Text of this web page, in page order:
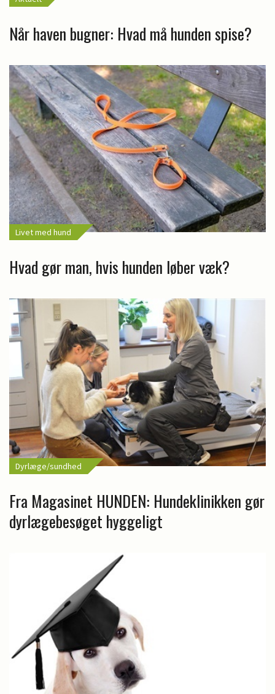
Når haven bugner: Hvad må hunden spise?
Livet med hund
Hvad gør man, hvis hunden løber væk?
Dyrlæge/sundhed
Fra Magasinet HUNDEN: Hundeklinikken gør
dyrlægebesøget hyggeligt